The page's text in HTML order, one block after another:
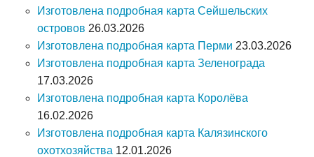
Изготовлена подробная карта Сейшельских
островов 26.03.2026
Изготовлена подробная карта Перми 23.03.2026
Изготовлена подробная карта Зеленограда
17.03.2026
Изготовлена подробная карта Королёва
16.02.2026
Изготовлена подробная карта Калязинского
охотхозяйства 12.01.2026